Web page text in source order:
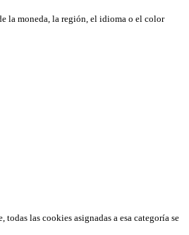
la moneda, la región, el idioma o el color
las cookies asignadas a esa categoría se